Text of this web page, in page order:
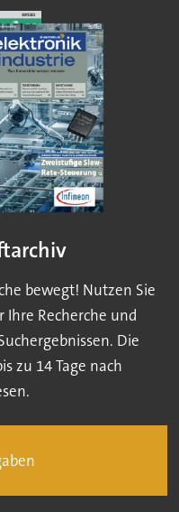
bewegt! Nutzen Sie
Recherche und
Die
zu 14 Tage nach